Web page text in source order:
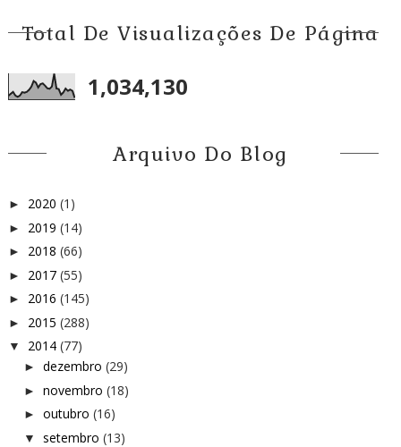
Total De Visualizações De Página
1,034,130
Arquivo Do Blog
► 2020 (1)
► 2019 (14)
► 2018 (66)
► 2017 (55)
► 2016 (145)
► 2015 (288)
▼ 2014 (77)
► dezembro (29)
► novembro (18)
► outubro (16)
▼ setembro (13)